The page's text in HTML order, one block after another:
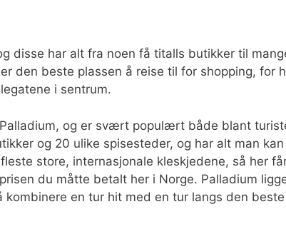
disse har alt fra noen få titalls butikker til
den beste plassen å reise til for shopping, for
i sentrum.
og er svært populært både blant
og 20 ulike spisesteder, og har alt man kan
store, internasjonale kleskjedene, så her
du måtte betalt her i Norge. Palladium
en tur hit med en tur langs den beste